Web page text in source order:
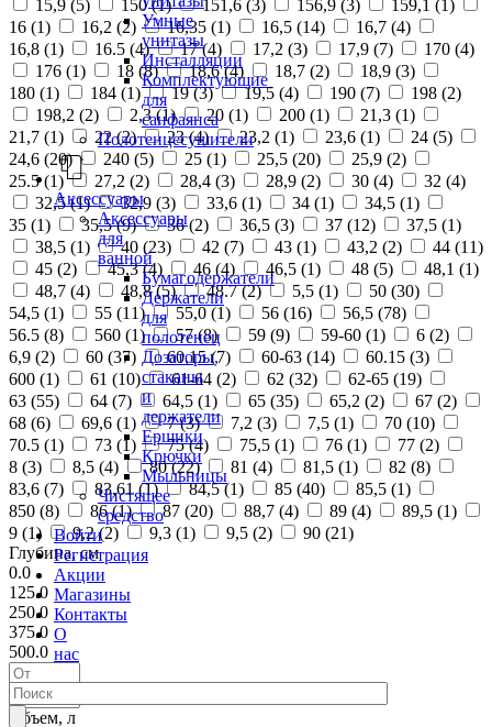
Умные
унитазы
Инсталляции
Комплектующие
для
санфаянса
Полотенцесушители
Аксессуары
Аксессуары
для
ванной
Бумагодержатели
Держатели
для
полотенец
Дозаторы,
стаканы
и
держатели
Ершики
Крючки
Мыльницы
Чистящее
средство
Войти
Регистрация
Акции
Магазины
Контакты
О
нас
15,9 (5) 150 (1) 151,6 (3) 156,9 (3) 159,1 (1 )
16 (1) 16,2 (2) 16,35 (1) 16,5 (14) 16,7 (4)
16,8 (1) 16.5 (4) 17 (4) 17,2 (3) 17,9 (7) 170 (4)
176 (1) 18 (8) 18,6 (4) 18,7 (2) 18,9 (3)
180 (1) 184 (1) 19 (3) 19,5 (4) 190 (7) 198 (2)
198,2 (2) 2,3 (1) 20 (1) 200 (1) 21,3 (1)
21,7 (1) 22 (2) 23 (4) 23,2 (1) 23,6 (1) 24 (5)
24,6 (20) 240 (5) 25 (1) 25,5 (20) 25,9 (2)
25.5 (1) 27,2 (2) 28,4 (3) 28,9 (2) 30 (4) 32 (4)
32,5 (1) 32,9 (3) 33,6 (1) 34 (1) 34,5 (1)
35 (1) 35,5 (9) 36 (2) 36,5 (3) 37 (12) 37,5 (1)
38,5 (1) 40 (23) 42 (7) 43 (1) 43,2 (2) 44 (11)
45 (2) 45,3 (4) 46 (4) 46,5 (1) 48 (5) 48,1 (1)
48,7 (4) 48,8 (5) 48.7 (2) 5,5 (1) 50 (30)
54,5 (1) 55 (11) 55,0 (1) 56 (16) 56,5 (78)
56.5 (8) 560 (1) 57 (8) 59 (9) 59-60 (1) 6 (2)
6,9 (2) 60 (37) 60,15 (7) 60-63 (14) 60.15 (3)
600 (1) 61 (10) 61-64 (2) 62 (32) 62-65 (19)
63 (55) 64 (7) 64,5 (1) 65 (35) 65,2 (2) 67 (2)
68 (6) 69,6 (1) 7 (3) 7,2 (3) 7,5 (1) 70 (10)
70.5 (1) 73 (1) 75 (4) 75,5 (1) 76 (1) 77 (2)
8 (3) 8,5 (4) 80 (22) 81 (4) 81,5 (1) 82 (8)
83,6 (7) 83,61 (1) 84,5 (1) 85 (40) 85,5 (1)
850 (8) 86 (1) 87 (20) 88,7 (4) 89 (4) 89,5 (1)
9 (1) 9,2 (2) 9,3 (1) 9,5 (2) 90 (21)
Глубина, см
0.0
125.0
250.0
375.0
500.0
Объем, л